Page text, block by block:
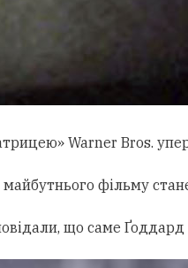
Warner Bros.
фільму
що саме